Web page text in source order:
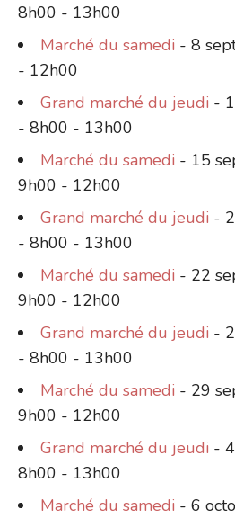
8h00 - 13h00
Marché du samedi - 8
- 12h00
Grand marché du jeudi -
- 8h00 - 13h00
Marché du samedi - 15
9h00 - 12h00
Grand marché du jeudi -
- 8h00 - 13h00
Marché du samedi - 22
9h00 - 12h00
Grand marché du jeudi -
- 8h00 - 13h00
Marché du samedi - 29
9h00 - 12h00
Grand marché du jeudi -
8h00 - 13h00
Marché du samedi - 6